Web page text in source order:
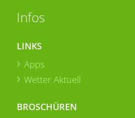
Infos
LINKS
Apps
Wetter Aktuell
BROSCHÜREN